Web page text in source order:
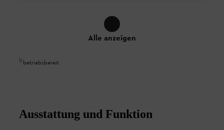
Alle anzeigen
1) betriebsbereit
Ausstattung und Funktion